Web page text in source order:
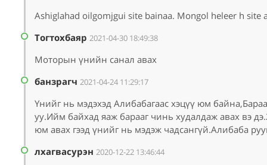
Ashiglahad oilgomjgui site bainaa. Mongol heleer h site
Тогтохбаяр 2021-04-30 18:49:38
Моторын үнийн санал авах
банзрагч 2021-04-24 11:29:17
Үнийг нь мэдэхэд Алибабагаас хэцүү юм
уу.Ийм байхад яаж барааг чинь худалдаж авах вэ
юм авах гээд үнийг нь мэдэж чадсангүй.Алибаба
лхагвасурэн 2020-12-22 13:46:44